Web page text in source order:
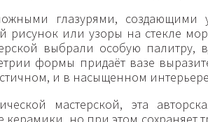
глазурями,
или узоры на стекле
выбрали особую
формы придаёт вазе
и в насыщенном
мастерской, эта
керамики, но при этом сохраняет